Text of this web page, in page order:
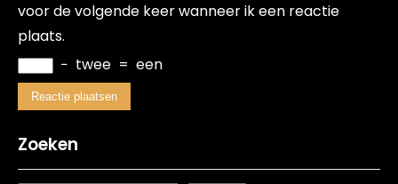
voor de volgende keer wanneer ik een reactie
plaats.
− twee = een
Zoeken